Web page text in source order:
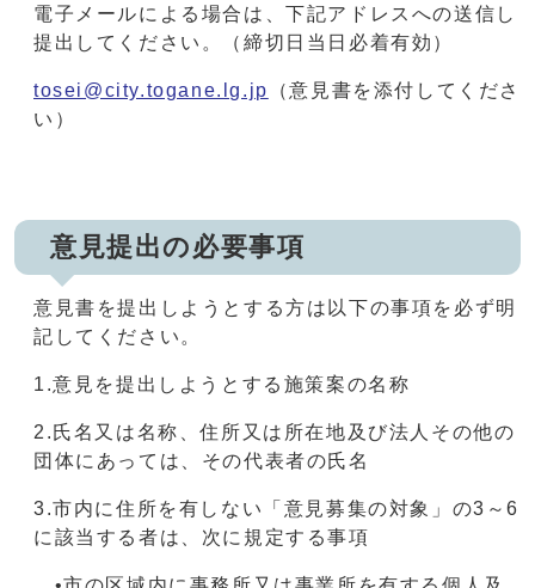
電子メールによる場合は、下記アドレスへの送信し
提出してください。（締切日当日必着有効）
tosei@city.togane.lg.jp
（意見書を添付してくださ
い）
意見提出の必要事項
意見書を提出しようとする方は以下の事項を必ず明
記してください。
1.意見を提出しようとする施策案の名称
2.氏名又は名称、住所又は所在地及び法人その他の
団体にあっては、その代表者の氏名
3.市内に住所を有しない「意見募集の対象」の3～6
に該当する者は、次に規定する事項